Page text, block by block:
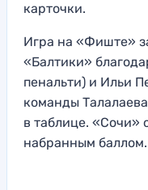
карточки.
Игра на «Фиште»
«Балтики»
пенальти) и Ильи
команды
в таблице. «Сочи»
набранным баллом.